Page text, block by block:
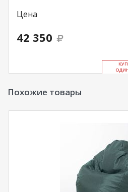
Цена
42 350
Похожие товары